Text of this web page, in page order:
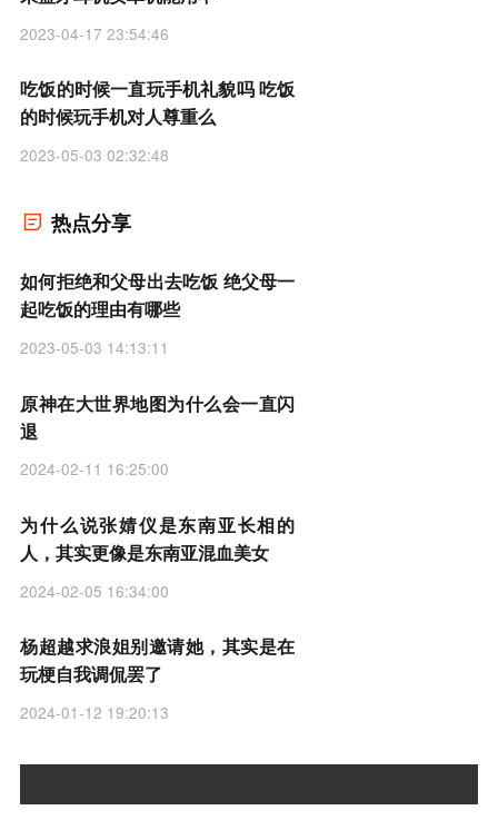
2023-04-17 23:54:46
吃饭的时候一直玩手机礼貌吗 吃饭
的时候玩手机对人尊重么
2023-05-03 02:32:48
热点分享
如何拒绝和父母出去吃饭 绝父母一
起吃饭的理由有哪些
2023-05-03 14:13:11
原神在大世界地图为什么会一直闪
退
2024-02-11 16:25:00
为什么说张婧仪是东南亚长相的
人，其实更像是东南亚混血美女
2024-02-05 16:34:00
杨超越求浪姐别邀请她，其实是在
玩梗自我调侃罢了
2024-01-12 19:20:13